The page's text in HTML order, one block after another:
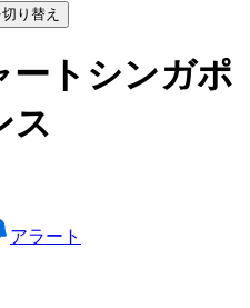
り替え
ートシンガポ
ス
アラート